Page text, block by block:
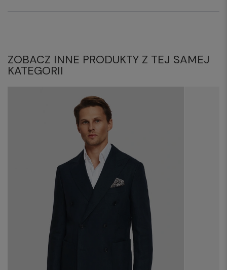
ZOBACZ INNE PRODUKTY Z TEJ SAMEJ
KATEGORII